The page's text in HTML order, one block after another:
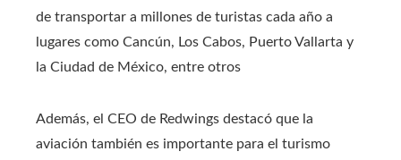
de transportar a millones de turistas cada año a
lugares como Cancún, Los Cabos, Puerto Vallarta y
la Ciudad de México, entre otros
Además, el CEO de Redwings destacó que la
aviación también es importante para el turismo